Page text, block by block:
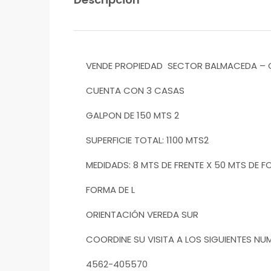
VENDE PROPIEDAD SECTOR BALMACEDA –
CUENTA CON 3 CASAS
GALPON DE 150 MTS 2
SUPERFICIE TOTAL: 1100 MTS2
MEDIDADS: 8 MTS DE FRENTE X 50 MTS DE
FORMA DE L
ORIENTACIÓN VEREDA SUR
COORDINE SU VISITA A LOS SIGUIENTES
4562-405570